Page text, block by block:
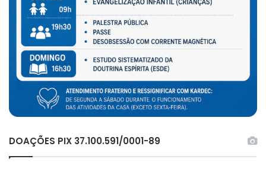
DOAÇÕES PIX 37.100.591/0001-89